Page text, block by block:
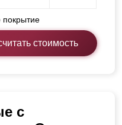
стоимость
с